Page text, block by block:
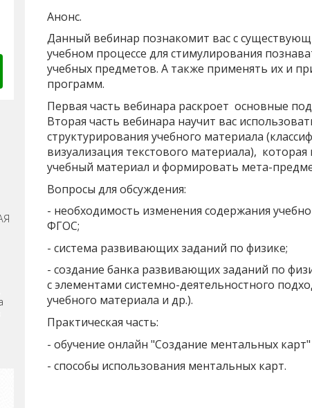
Анонс.
Данный вебинар познакомит вас с
учебном процессе для стимулирования
учебных предметов. А также применять их и
программ.
Первая часть вебинара раскроет основные
Вторая часть вебинара научит вас
структурирования учебного материала
визуализация текстового материала),
учебный материал и формировать мета-
Вопросы для обсуждения:
- необходимость изменения содержания
ФГОС;
- система развивающих заданий по физике;
- создание банка развивающих заданий по
с элементами системно-деятельностного
учебного материала и др.).
Практическая часть:
- обучение онлайн "Создание ментальных
- способы использования ментальных карт.